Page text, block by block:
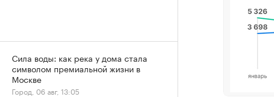
Сила воды: как река у дома стала
символом премиальной жизни в
Москве
Город, 06 авг, 13:05